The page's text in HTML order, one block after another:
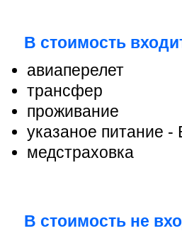
В стоимость
авиаперелет
трансфер
проживание
указаное питание -
медстраховка
В стоимость не